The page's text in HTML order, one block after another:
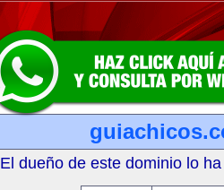
El dueño de este dominio lo